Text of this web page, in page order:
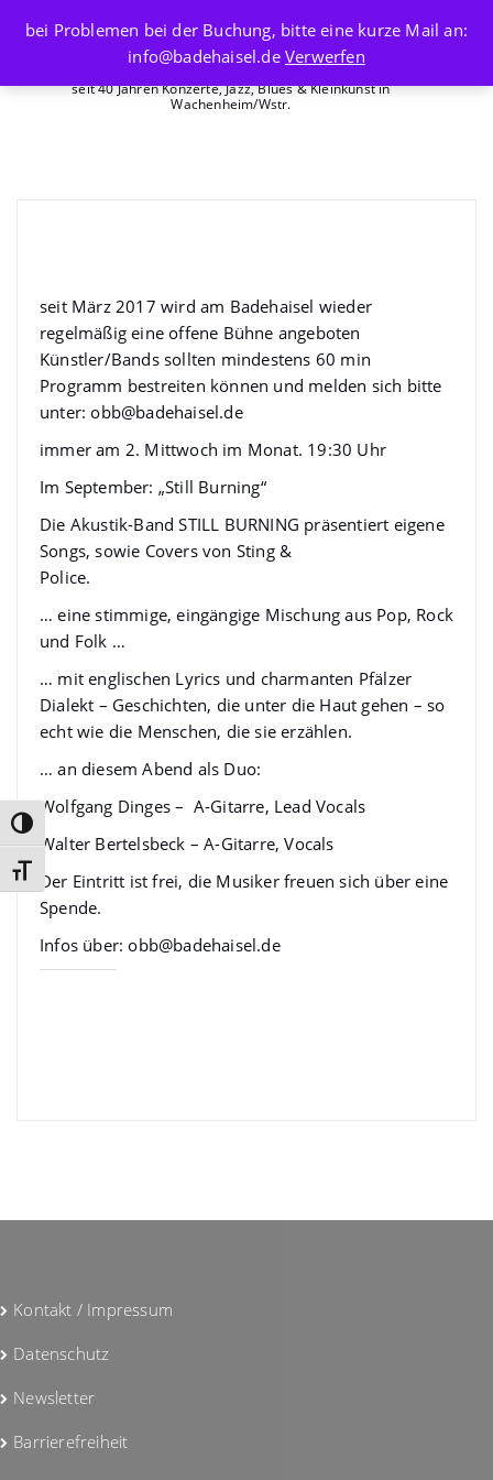
Umschalten auf hohe Kontraste
Schrift vergrößern
seit 40 Jahren Konzerte, Jazz, Blues & Kleinkunst in
Wachenheim/Wstr.
seit März 2017 wird am Badehaisel wieder
regelmäßig eine offene Bühne angeboten
Künstler/Bands sollten mindestens 60 min
Programm bestreiten können und melden sich bitte
unter:obb@badehaisel.de
immer am 2. Mittwoch im Monat. 19:30 Uhr
Im September: „Still Burning“
Die Akustik-Band STILL BURNING präsentiert eigene
Songs, sowie Covers von Sting &
Police.
… eine stimmige, eingängige Mischung aus Pop, Rock
und Folk …
… mit englischen Lyrics und charmanten Pfälzer
Dialekt – Geschichten, die unter die Haut gehen – so
echt wie die Menschen, die sie erzählen.
… an diesem Abend als Duo:
Wolfgang Dinges – A-Gitarre, Lead Vocals
Walter Bertelsbeck – A-Gitarre, Vocals
Der Eintritt ist frei, die Musiker freuen sich über eine
Spende.
Infos über:obb@badehaisel.de
Kontakt / Impressum
Datenschutz
Newsletter
Barrierefreiheit
bei Problemen bei der Buchung, bitte eine kurze Mail an:
info@badehaisel.de Verwerfen